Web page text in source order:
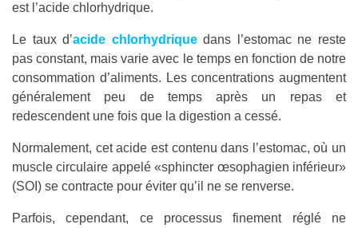
est l’acide chlorhydrique.
Le taux d’acide chlorhydriquedans l’estomac ne reste
pas constant, mais varie avec le temps en fonction de notre
consommation d’aliments. Les concentrations augmentent
généralement peu de temps après un repas et
redescendent une fois que la digestion a cessé.
Normalement, cet acide est contenu dans l’estomac, où un
muscle circulaire appelé «sphincter œsophagien inférieur»
(SOI) se contracte pour éviter qu’il ne se renverse.
Parfois, cependant, ce processus finement réglé ne